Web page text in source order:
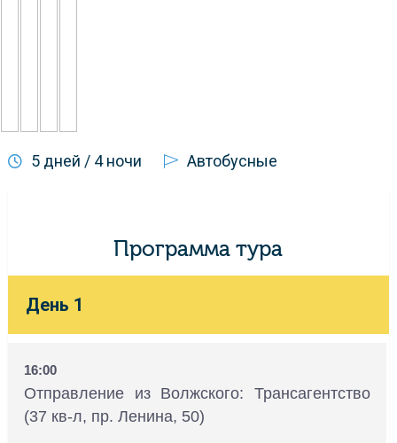
5 дней / 4 ночи Автобусные
Программа тура
День 1
16:00
Отправление из Волжского: Трансагентство
(37 кв-л, пр. Ленина, 50)